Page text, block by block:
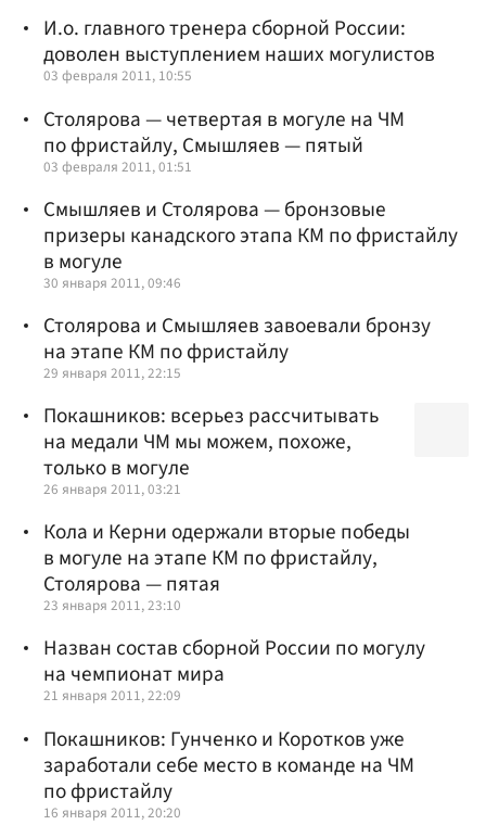
И.о. главного тренера сборной России:
доволен выступлением наших могулистов
03 февраля 2011, 10:55
Столярова — четвертая в могуле на ЧМ
по фристайлу, Смышляев — пятый
03 февраля 2011, 01:51
Смышляев и Столярова — бронзовые
призеры канадского этапа КМ по фристайлу
в могуле
30 января 2011, 09:46
Столярова и Смышляев завоевали бронзу
на этапе КМ по фристайлу
29 января 2011, 22:15
Покашников: всерьез рассчитывать
на медали ЧМ мы можем, похоже,
только в могуле
26 января 2011, 03:21
Кола и Керни одержали вторые победы
в могуле на этапе КМ по фристайлу,
Столярова — пятая
23 января 2011, 23:10
Назван состав сборной России по могулу
на чемпионат мира
21 января 2011, 22:09
Покашников: Гунченко и Коротков уже
заработали себе место в команде на ЧМ
по фристайлу
16 января 2011, 20:20